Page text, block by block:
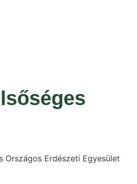
Erdészeti Egyesület